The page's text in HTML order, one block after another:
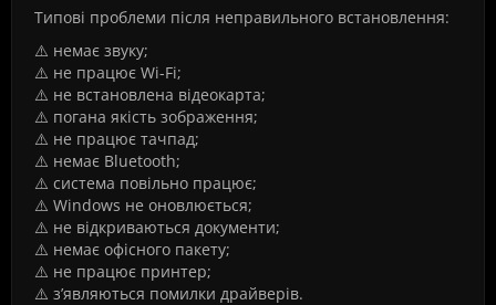
Типові проблеми після неправильного встановлення:
⚠️ немає звуку;
⚠️ не працює Wi-Fi;
⚠️ не встановлена відеокарта;
⚠️ погана якість зображення;
⚠️ не працює тачпад;
⚠️ немає Bluetooth;
⚠️ система повільно працює;
⚠️ Windows не оновлюється;
⚠️ не відкриваються документи;
⚠️ немає офісного пакету;
⚠️ не працює принтер;
⚠️ з’являються помилки драйверів.